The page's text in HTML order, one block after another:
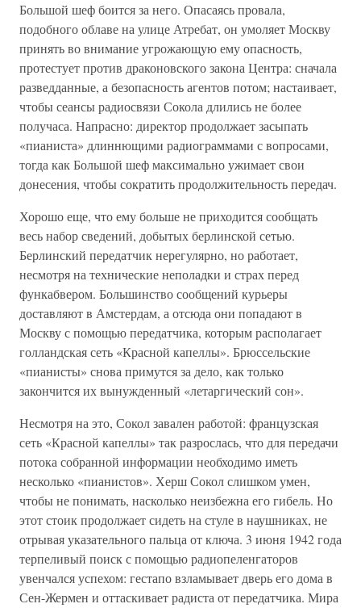
Большой шеф боится за него. Опасаясь провала,
подобного облаве на улице Атребат, он умоляет Москву
принять во внимание угрожающую ему опасность,
протестует против драконовского закона Центра: сначала
разведданные, а безопасность агентов потом; настаивает,
чтобы сеансы радиосвязи Сокола длились не более
получаса. Напрасно: директор продолжает засыпать
«пианиста» длиннющими радиограммами с вопросами,
тогда как Большой шеф максимально ужимает свои
донесения, чтобы сократить продолжительность передач.
Хорошо еще, что ему больше не приходится сообщать
весь набор сведений, добытых берлинской сетью.
Берлинский передатчик нерегулярно, но работает,
несмотря на технические неполадки и страх перед
функабвером. Большинство сообщений курьеры
доставляют в Амстердам, а отсюда они попадают в
Москву с помощью передатчика, которым располагает
голландская сеть «Красной капеллы». Брюссельские
«пианисты» снова примутся за дело, как только
закончится их вынужденный «летаргический сон».
Несмотря на это, Сокол завален работой: французская
сеть «Красной капеллы» так разрослась, что для передачи
потока собранной информации необходимо иметь
несколько «пианистов». Херш Сокол слишком умен,
чтобы не понимать, насколько неизбежна его гибель. Но
этот стоик продолжает сидеть на стуле в наушниках, не
отрывая указательного пальца от ключа. 3 июня 1942 года
терпеливый поиск с помощью радиопеленгаторов
увенчался успехом: гестапо взламывает дверь его дома в
Сен-Жермен и оттаскивает радиста от передатчика. Мира